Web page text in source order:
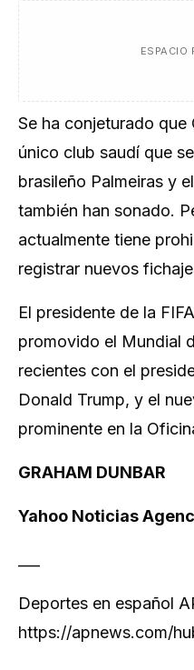
ESPACIO
Se ha conjeturado que
único club saudí que
brasileño Palmeiras y
también han sonado.
actualmente tiene
registrar nuevos
El presidente de la
promovido el Mundial
recientes con el
Donald Trump, y el
prominente en la
GRAHAM DUNBAR
Yahoo Noticias
Deportes en español
https://apnews.com/